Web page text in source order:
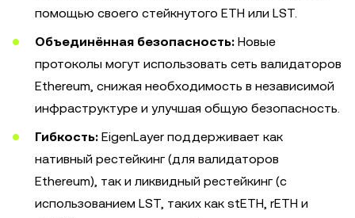
помощью своего стейкнутого ETH или LST.
Объединённая безопасность: Новые
протоколы могут использовать сеть валидаторов
Ethereum, снижая необходимость в независимой
инфраструктуре и улучшая общую безопасность.
Гибкость: EigenLayer поддерживает как
нативный рестейкинг (для валидаторов
Ethereum), так и ликвидный рестейкинг (с
использованием LST, таких как stETH, rETH и